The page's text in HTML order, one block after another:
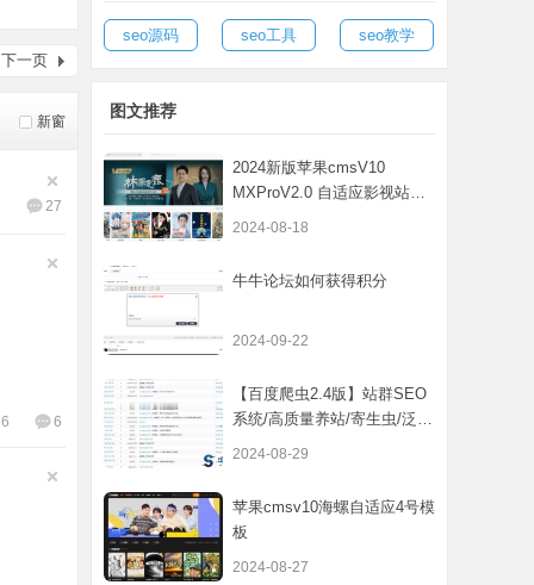
下一页
新窗
27
6
seo源码 seo工具 seo教学
图文推荐
2024新版苹果cmsV10
MXProV2.0 自适应影视站主
题模板
2024-08-18
牛牛论坛如何获得积分
2024-09-22
【百度爬虫2.4版】站群SEO
系统/高质量养站/寄生虫/泛目
录/自动收
2024-08-29
苹果cmsv10海螺自适应4号模
板
2024-08-27